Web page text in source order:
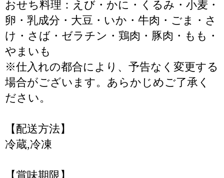
おせち料理：えび・かに・くるみ・小麦・
卵・乳成分・大豆・いか・牛肉・ごま・さ
け・さば・ゼラチン・鶏肉・豚肉・もも・
やまいも
※仕入れの都合により、予告なく変更する
場合がございます。あらかじめご了承く
ださい。
【配送方法】
冷蔵,冷凍
【賞味期限】